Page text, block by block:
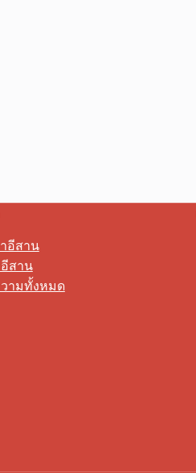
อีสาน
สาน
ามทั้งหมด